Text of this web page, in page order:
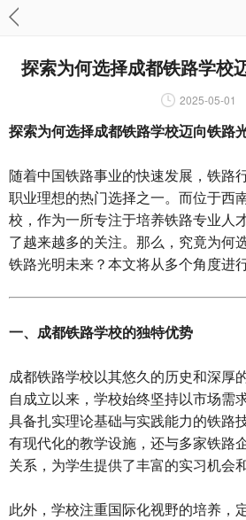
探索为何选择成都铁路学校
2025-05-01
探索为何选择成都铁路学校迈向铁路
随着中国铁路事业的快速发展，铁路
职业理想的热门选择之一。而位于西
校，作为一所专注于培养铁路专业人
了越来越多的关注。那么，究竟为何
铁路光明未来？本文将从多个角度进
一、成都铁路学校的独特优势
成都铁路学校以其悠久的历史和深厚
自成立以来，学校始终坚持以市场需
具备扎实理论基础与实践能力的铁路
有现代化的教学设施，还与多家铁路
关系，为学生提供了丰富的实习机会
此外，学校注重国际化视野的培养，